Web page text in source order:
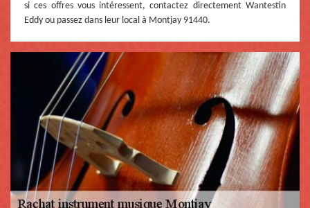
si ces offres vous intéressent, contactez directement Wantestin
Eddy ou passez dans leur local à Montjay 91440.